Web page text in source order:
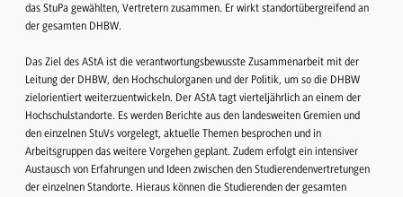
das StuPa gewählten, Vertretern zusammen. Er wirkt standortübergreifend an
der gesamten DHBW.
Das Ziel des AStA ist die verantwortungsbewusste Zusammenarbeit mit der
Leitung der DHBW, den Hochschulorganen und der Politik, um so die DHBW
zielorientiert weiterzuentwickeln. Der AStA tagt vierteljährlich an einem der
Hochschulstandorte. Es werden Berichte aus den landesweiten Gremien und
den einzelnen StuVs vorgelegt, aktuelle Themen besprochen und in
Arbeitsgruppen das weitere Vorgehen geplant. Zudem erfolgt ein intensiver
Austausch von Erfahrungen und Ideen zwischen den Studierendenvertretungen
der einzelnen Standorte. Hieraus können die Studierenden der gesamten